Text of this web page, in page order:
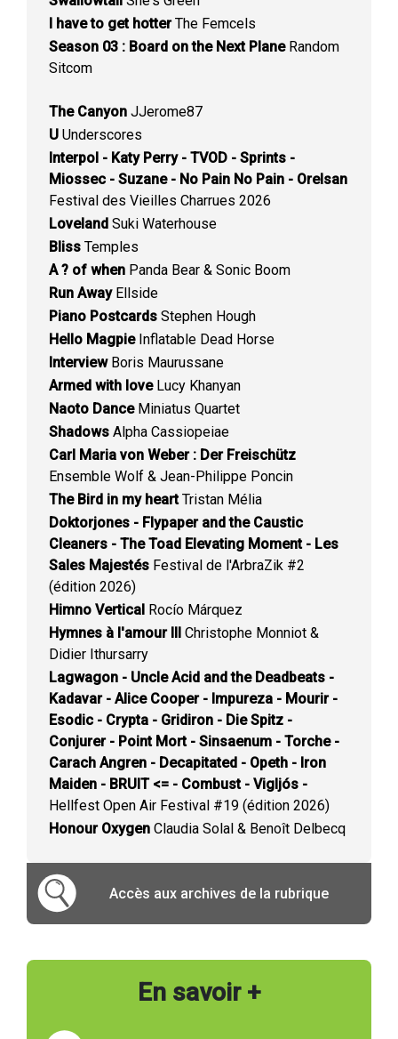
I have to get hotterThe Femcels
Season 03 : Board on the Next PlaneRandom
Sitcom
The Canyon JJerome87
U Underscores
Interpol - Katy Perry - TVOD - Sprints -
Miossec - Suzane - No Pain No Pain - Orelsan
Festival des Vieilles Charrues 2026
Loveland Suki Waterhouse
Bliss Temples
A ? of when Panda Bear & Sonic Boom
Run AwayEllside
Piano Postcards Stephen Hough
Hello MagpieInflatable Dead Horse
InterviewBoris Maurussane
Armed with loveLucy Khanyan
Naoto DanceMiniatus Quartet
Shadows Alpha Cassiopeiae
Carl Maria von Weber : Der Freischütz
Ensemble Wolf & Jean-Philippe Poncin
The Bird in my heartTristan Mélia
Doktorjones - Flypaper and the Caustic
Cleaners - The Toad Elevating Moment - Les
Sales Majestés Festival de l'ArbraZik #2
(édition 2026)
Himno Vertical Rocío Márquez
Hymnes à l'amour III Christophe Monniot &
Didier Ithursarry
Lagwagon - Uncle Acid and the Deadbeats -
Kadavar - Alice Cooper - Impureza - Mourir -
Esodic - Crypta - Gridiron - Die Spitz -
Conjurer - Point Mort - Sinsaenum - Torche -
Carach Angren - Decapitated - Opeth - Iron
Maiden - BRUIT <= - Combust - Vigljós -
Hellfest Open Air Festival #19 (édition 2026)
Honour Oxygen Claudia Solal & Benoît Delbecq
Accès aux archives de la rubrique
En savoir +